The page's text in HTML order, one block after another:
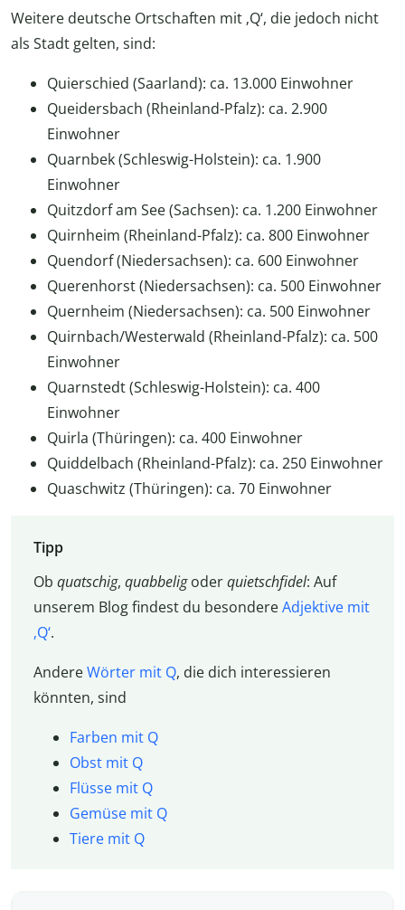
Weitere deutsche Ortschaften mit ‚Q‘, die jedoch nicht
als Stadt gelten, sind:
Quierschied (Saarland): ca. 13.000 Einwohner
Queidersbach (Rheinland-Pfalz): ca. 2.900
Einwohner
Quarnbek (Schleswig-Holstein): ca. 1.900
Einwohner
Quitzdorf am See (Sachsen): ca. 1.200 Einwohner
Quirnheim (Rheinland-Pfalz): ca. 800 Einwohner
Quendorf (Niedersachsen): ca. 600 Einwohner
Querenhorst (Niedersachsen): ca. 500 Einwohner
Quernheim (Niedersachsen): ca. 500 Einwohner
Quirnbach/Westerwald (Rheinland-Pfalz): ca. 500
Einwohner
Quarnstedt (Schleswig-Holstein): ca. 400
Einwohner
Quirla (Thüringen): ca. 400 Einwohner
Quiddelbach (Rheinland-Pfalz): ca. 250 Einwohner
Quaschwitz (Thüringen): ca. 70 Einwohner
Tipp
Ob quatschig, quabbeligoderquietschfidel: Auf
unserem Blog findest du besondereAdjektive mit
‚Q‘.
AndereWörter mit Q, die dich interessieren
könnten, sind
Farben mit Q
Obst mit Q
Flüsse mit Q
Gemüse mit Q
Tiere mit Q